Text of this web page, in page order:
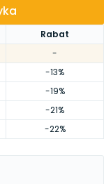
Rabat
-
-13%
-19%
-21%
-22%